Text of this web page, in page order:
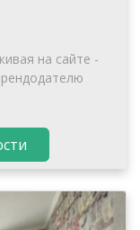
на сайте -